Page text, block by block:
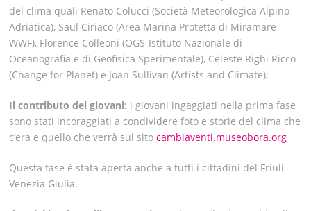
del clima quali Renato Colucci (Società Meteorologica Alpino-
Adriatica), Saul Ciriaco (Area Marina Protetta di Miramare
WWF), Florence Colleoni (OGS-Istituto Nazionale di
Oceanografia e di Geofisica Sperimentale), Celeste Righi Ricco
(Change for Planet) e Joan Sullivan (Artists and Climate);
Il contributo dei giovani: i giovani ingaggiati nella prima fase
sono stati incoraggiati a condividere foto e storie del clima che
c’era e quello che verrà sul sitocambiaventi.museobora.org
Questa fase è stata aperta anche a tutti i cittadini del Friuli
Venezia Giulia.